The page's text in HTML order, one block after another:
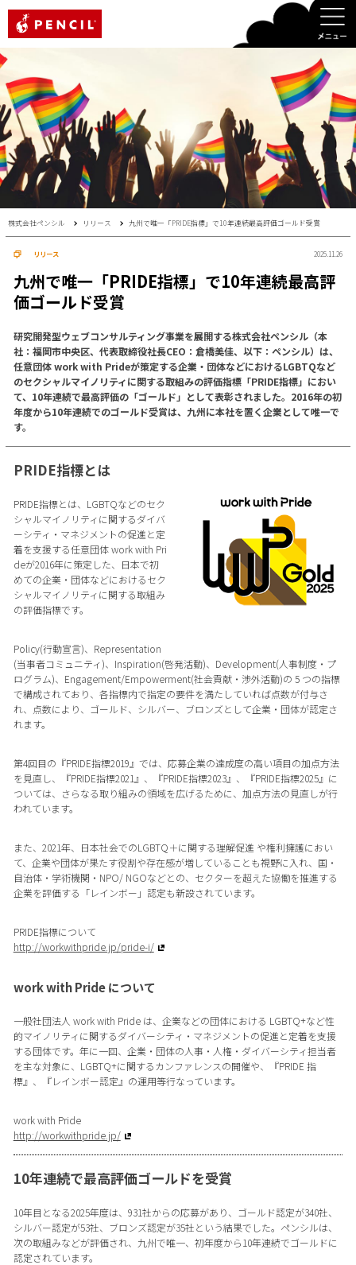
株式会社ペンシル リリース 九州で唯一「PRIDE指標」で10年連続最高評価ゴールド受賞
リリース 2025.11.26
九州で唯一「PRIDE指標」で10年連続最高評
価ゴールド受賞
研究開発型ウェブコンサルティング事業を展開する株式会社ペンシル（本
社：福岡市中央区、代表取締役社長CEO：倉橋美佳、以下：ペンシル）は、
任意団体 work with Prideが策定する企業・団体などにおけるLGBTQなど
のセクシャルマイノリティに関する取組みの評価指標「PRIDE指標」におい
て、10年連続で最高評価の「ゴールド」として表彰されました。2016年の初
年度から10年連続でのゴールド受賞は、九州に本社を置く企業として唯一で
す。
PRIDE指標とは
PRIDE指標とは、LGBTQなどのセク
シャルマイノリティに関するダイバ
ーシティ・マネジメントの促進と定
着を支援する任意団体 work with Pri
deが2016年に策定した、日本で初
めての企業・団体などにおけるセク
シャルマイノリティに関する取組み
の評価指標です。
Policy(行動宣言)、Representation
(当事者コミュニティ)、Inspiration(啓発活動)、Development(人事制度・プ
ログラム)、Engagement/Empowerment(社会貢献・渉外活動)の 5 つの指標
で構成されており、各指標内で指定の要件を満たしていれば点数が付与さ
れ、点数により、ゴールド、シルバー、ブロンズとして企業・団体が認定さ
れます。
第4回目の『PRIDE指標2019』では、応募企業の達成度の高い項目の加点方法
を見直し、『PRIDE指標2021』、『PRIDE指標2023』、『PRIDE指標2025』に
ついては、さらなる取り組みの領域を広げるために、加点方法の見直しが行
われています。
また、2021年、日本社会でのLGBTQ＋に関する理解促進 や権利擁護におい
て、企業や団体が果たす役割や存在感が増していることも視野に入れ、国・
自治体・学術機関・NPO/ NGOなどとの、セクターを超えた協働を推進する
企業を評価する「レインボー」認定も新設されています。
PRIDE指標について
http://workwithpride.jp/pride-i/
work with Pride について
一般社団法人 work with Pride は、企業などの団体における LGBTQ+など性
的マイノリティに関するダイバーシティ・マネジメントの促進と定着を支援
する団体です。年に一回、企業・団体の人事・人権・ダイバーシティ担当者
を主な対象に、LGBTQ+に関するカンファレンスの開催や、『PRIDE 指
標』、『レインボー認定』の運用等行なっています。
work with Pride
http://workwithpride.jp/
10年連続で最高評価ゴールドを受賞
10年目となる2025年度は、931社からの応募があり、ゴールド認定が340社、
シルバー認定が53社、ブロンズ認定が35社という結果でした。ペンシルは、
次の取組みなどが評価され、九州で唯一、初年度から10年連続でゴールドに
認定されています。